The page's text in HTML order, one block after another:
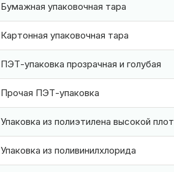
Бумажная упаковочная тара
Картонная упаковочная тара
ПЭТ-упаковка прозрачная и голубая
Прочая ПЭТ-упаковка
Упаковка из полиэтилена высокой
Упаковка из поливинилхлорида